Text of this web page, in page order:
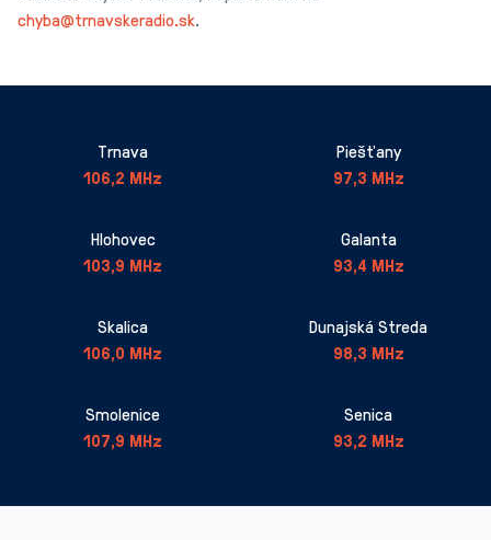
chyba@trnavskeradio.sk.
Trnava
106,2 MHz
Piešťany
97,3 MHz
Hlohovec
103,9 MHz
Galanta
93,4 MHz
Skalica
106,0 MHz
Dunajská Streda
98,3 MHz
Smolenice
107,9 MHz
Senica
93,2 MHz